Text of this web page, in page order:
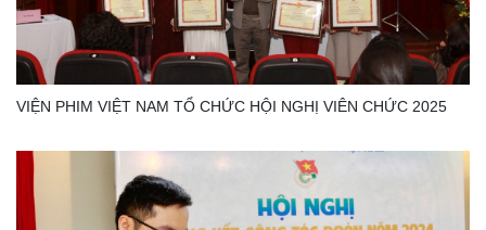
VIỆN PHIM VIỆT NAM TỔ CHỨC HỘI NGHỊ VIÊN CHỨC 2025